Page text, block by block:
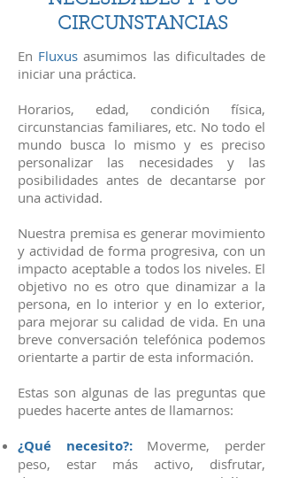
CIRCUNSTANCIAS
En Fluxusasumimos las dificultades de
iniciar una práctica.
Horarios, edad, condición física,
circunstancias familiares, etc. No todo el
mundo busca lo mismo y es preciso
personalizar las necesidades y las
posibilidades antes de decantarse por
una actividad.
Nuestra premisa es generar movimiento
y actividad de forma progresiva, con un
impacto aceptable a todos los niveles. El
objetivo no es otro que dinamizar a la
persona, en lo interior y en lo exterior,
para mejorar su calidad de vida. En una
breve conversación telefónica podemos
orientarte a partir de esta información.
Estas son algunas de las preguntas que
puedes hacerte antes de llamarnos:
¿Qué necesito?:Moverme, perder
peso, estar más activo, disfrutar,